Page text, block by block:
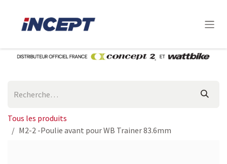
Tous les produits
M2-2 -Poulie avant pour WB Trainer 83.6mm